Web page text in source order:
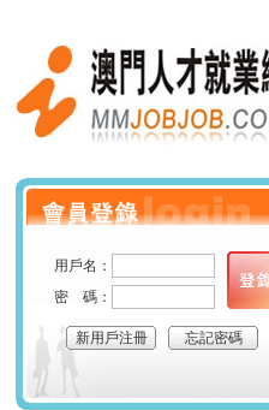
個人會員登錄
用戶名：
密 碼：
新用戶注冊 忘記密碼